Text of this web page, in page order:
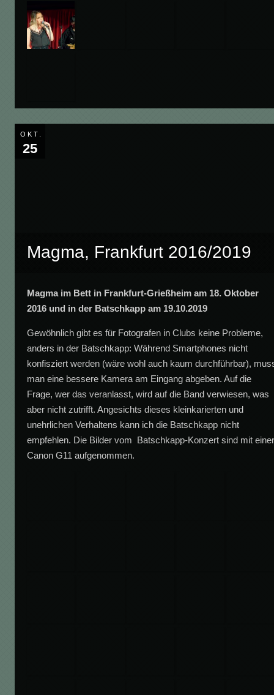
OKT.
25
Magma, Frankfurt 2016/2019
Magma im Bett in Frankfurt-Grießheim am 18. Oktober
2016 und in der Batschkapp am 19.10.2019
Gewöhnlich gibt es für Fotografen in Clubs keine Probleme,
anders in der Batschkapp: Während Smartphones nicht
konfisziert werden (wäre wohl auch kaum durchführbar),
man eine bessere Kamera am Eingang abgeben. Auf die
Frage, wer das veranlasst, wird auf die Band verwiesen, was
aber nicht zutrifft. Angesichts dieses kleinkarierten und
unehrlichen Verhaltens kann ich die Batschkapp nicht
empfehlen. Die Bilder vom Batschkapp-Konzert sind mit
Canon G11 aufgenommen.